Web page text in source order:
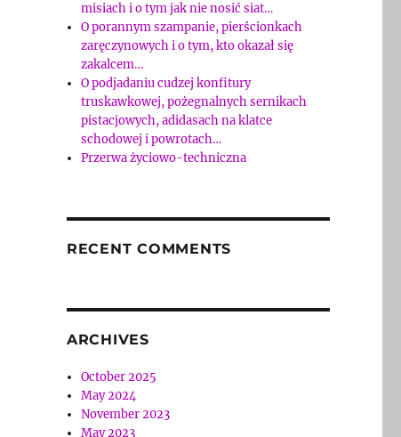
misiach i o tym jak nie nosić siat…
O porannym szampanie, pierścionkach
zaręczynowych i o tym, kto okazał się
zakalcem…
O podjadaniu cudzej konfitury
truskawkowej, pożegnalnych sernikach
pistacjowych, adidasach na klatce
schodowej i powrotach…
Przerwa życiowo-techniczna
RECENT COMMENTS
ARCHIVES
October 2025
May 2024
November 2023
May 2023